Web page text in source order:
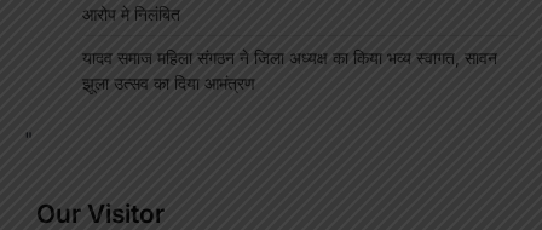
आरोप मे निलंबित
यादव समाज महिला संगठन ने जिला अध्यक्ष का किया भव्य स्वागत, सावन
झूला उत्सव का दिया आमंत्रण
"
Our Visitor